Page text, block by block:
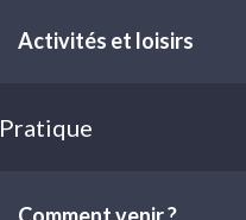
Activités et loisirs
Pratique
Comment venir ?